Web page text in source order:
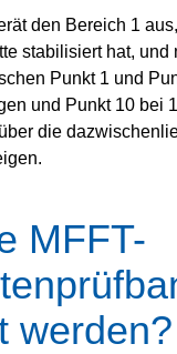
den Bereich 1
stabilisiert hat, und
Punkt 1 und
und Punkt 10 bei
die
MFFT-
werden?